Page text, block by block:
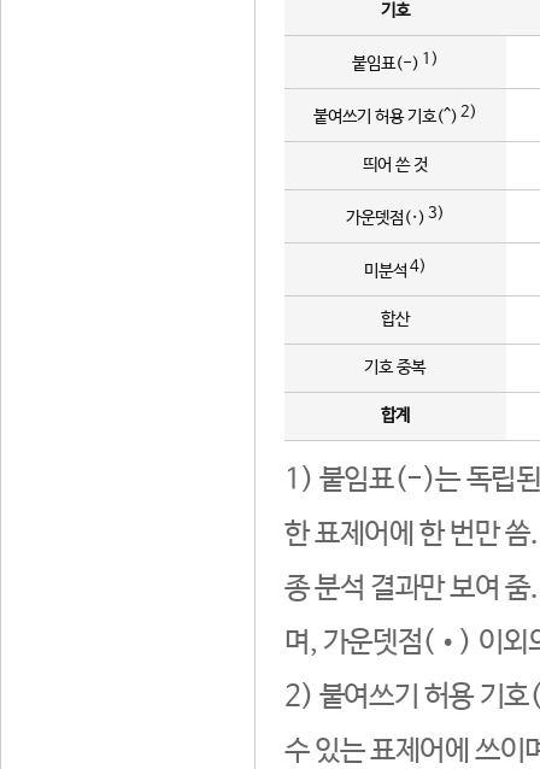
기호
붙임표(-) 1)
붙여쓰기 허용 기호(^) 2)
띄어 쓴 것
가운뎃점(·) 3)
미분석 4)
합산
기호 중복
합계
1) 붙임표(-)는 독립된
한 표제어에 한 번만
종 분석 결과만 보여
며, 가운뎃점(•) 이외
2) 붙여쓰기 허용 기호
수 있는 표제어에 쓰이